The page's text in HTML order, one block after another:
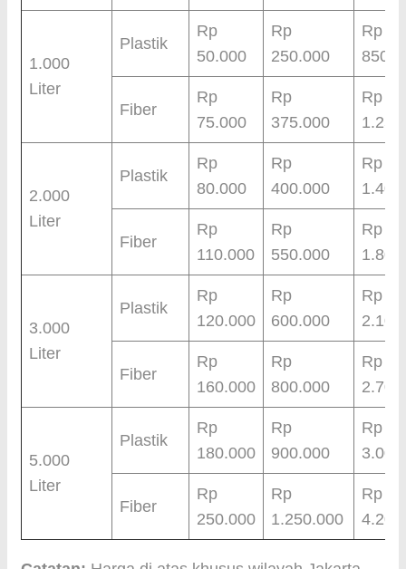
1.000
Liter
Plastik
Rp
50.000
Rp
250.000
Rp
Fiber
Rp
75.000
Rp
375.000
Rp
2.000
Liter
Plastik
Rp
80.000
Rp
400.000
Rp
Fiber
Rp
110.000
Rp
550.000
Rp
3.000
Liter
Plastik
Rp
120.000
Rp
600.000
Rp
Fiber
Rp
160.000
Rp
800.000
Rp
5.000
Liter
Plastik
Rp
180.000
Rp
900.000
Rp
Fiber
Rp
250.000
Rp
1.250.000
Rp